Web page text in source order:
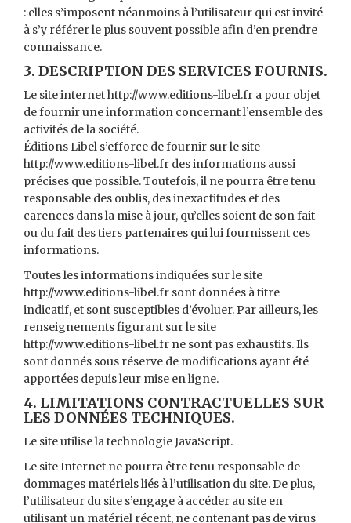
: elles s’imposent néanmoins à l’utilisateur qui est invité
à s’y référer le plus souvent possible afin d’en prendre
connaissance.
3. DESCRIPTION DES SERVICES FOURNIS.
Le site internet http://www.editions-libel.fr a pour objet
de fournir une information concernant l’ensemble des
activités de la société.
Éditions Libel s’efforce de fournir sur le site
http://www.editions-libel.fr des informations aussi
précises que possible. Toutefois, il ne pourra être tenu
responsable des oublis, des inexactitudes et des
carences dans la mise à jour, qu’elles soient de son fait
ou du fait des tiers partenaires qui lui fournissent ces
informations.
Toutes les informations indiquées sur le site
http://www.editions-libel.fr sont données à titre
indicatif, et sont susceptibles d’évoluer. Par ailleurs, les
renseignements figurant sur le site
http://www.editions-libel.fr ne sont pas exhaustifs. Ils
sont donnés sous réserve de modifications ayant été
apportées depuis leur mise en ligne.
4. LIMITATIONS CONTRACTUELLES SUR
LES DONNÉES TECHNIQUES.
Le site utilise la technologie JavaScript.
Le site Internet ne pourra être tenu responsable de
dommages matériels liés à l’utilisation du site. De plus,
l’utilisateur du site s’engage à accéder au site en
utilisant un matériel récent, ne contenant pas de virus